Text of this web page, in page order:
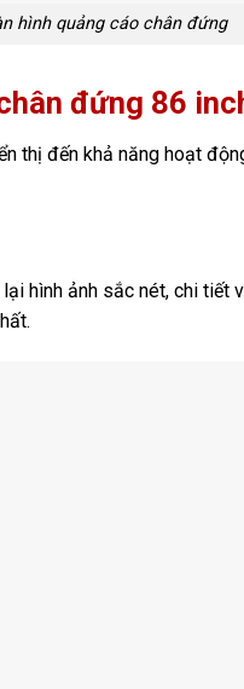
hình quảng cáo chân đứng
đứng 86
thị đến khả năng hoạt
hình ảnh sắc nét, chi